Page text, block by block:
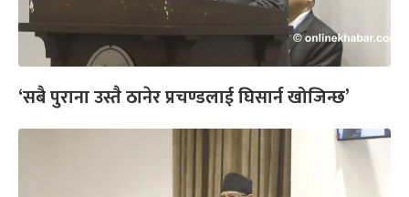
‘सबै पुराना उस्तै ठानेर प्रचण्डलाई घिसार्न खोजिन्छ’